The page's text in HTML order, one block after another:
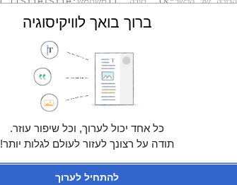
ברוך בואך לוויקיסוגיה
כל אחד יכול לערוך, וכל שיפור עוזר.
תודה על רצונך לעזור לעולם לגלות יותר!
להתחיל לערוך